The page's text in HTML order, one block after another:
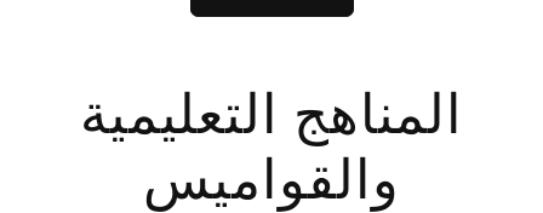
المناهج التعليمية
والقواميس